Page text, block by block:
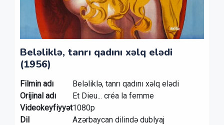
Beləliklə, tanrı qadını xəlq elədi
(1956)
Filmin adı
Beləliklə, tanrı qadını xəlq elədi
Orijinal adı
Et Dieu... créa la femme
Videokeyfiyyət1080p
Dil
Azərbaycan dilində dublyaj